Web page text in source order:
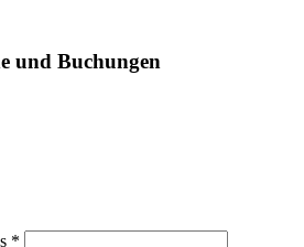
und Buchungen
*